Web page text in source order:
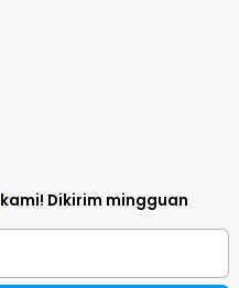
kami! Dikirim mingguan